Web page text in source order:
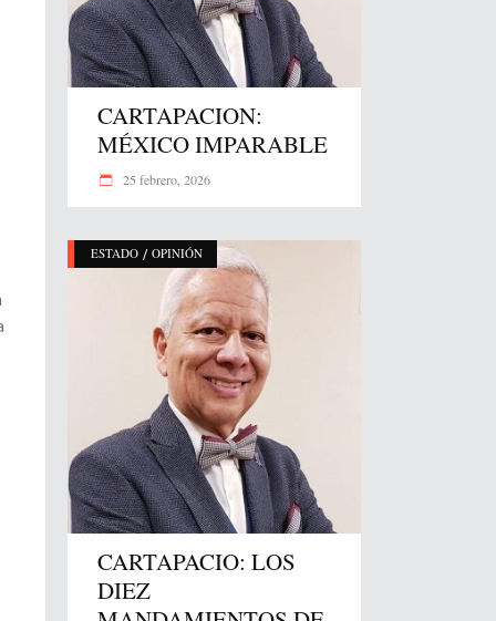
CARTAPACION:
MÉXICO IMPARABLE
25 febrero, 2026
ESTADO / OPINIÓN
CARTAPACIO: LOS
DIEZ